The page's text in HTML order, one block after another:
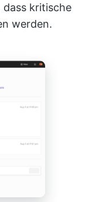
dass kritische
werden.